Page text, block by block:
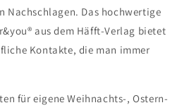
Nachschlagen. Das hochwertige
aus dem Häfft-Verlag bietet
Kontakte, die man immer
für eigene Weihnachts-, Ostern-